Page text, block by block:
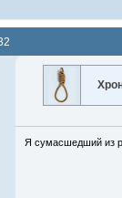
Я сумасшедший из